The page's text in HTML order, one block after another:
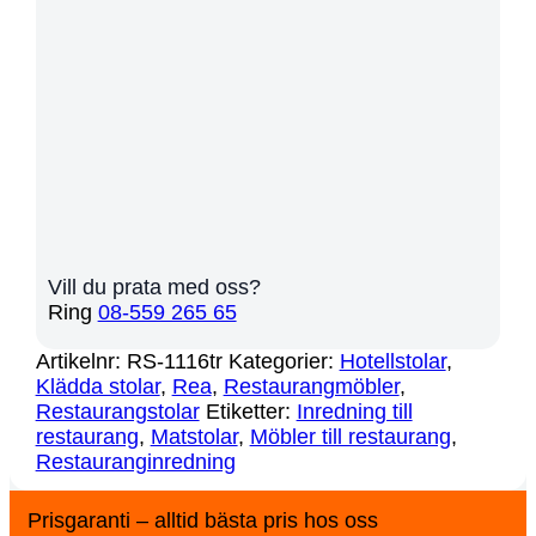
Vill du prata med oss?
Ring 08-559 265 65
Artikelnr: RS-1116tr Kategorier: Hotellstolar,
Klädda stolar, Rea, Restaurangmöbler,
Restaurangstolar Etiketter: Inredning till
restaurang, Matstolar, Möbler till restaurang,
Restauranginredning
Prisgaranti – alltid bästa pris hos oss